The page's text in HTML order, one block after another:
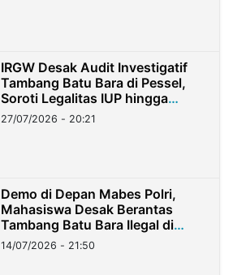
IRGW Desak Audit Investigatif
Tambang Batu Bara di Pessel,
Soroti Legalitas IUP hingga
Stockpile
27/07/2026 - 20:21
Demo di Depan Mabes Polri,
Mahasiswa Desak Berantas
Tambang Batu Bara Ilegal di
Lampung
14/07/2026 - 21:50